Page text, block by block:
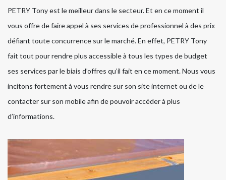
PETRY Tony est le meilleur dans le secteur. Et en ce moment il
vous offre de faire appel à ses services de professionnel à des prix
défiant toute concurrence sur le marché. En effet, PETRY Tony
fait tout pour rendre plus accessible à tous les types de budget
ses services par le biais d’offres qu’il fait en ce moment. Nous vous
incitons fortement à vous rendre sur son site internet ou de le
contacter sur son mobile afin de pouvoir accéder à plus
d’informations.